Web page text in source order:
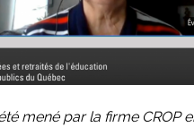
mené par la firme CROP